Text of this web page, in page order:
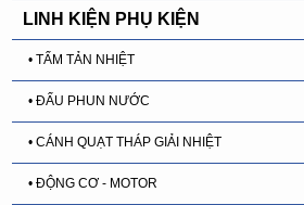
LINH KIỆN PHỤ KIỆN
• TẤM TẢN NHIỆT
• ĐẤU PHUN NƯỚC
• CÁNH QUẠT THÁP GIẢI NHIỆT
• ĐỘNG CƠ - MOTOR